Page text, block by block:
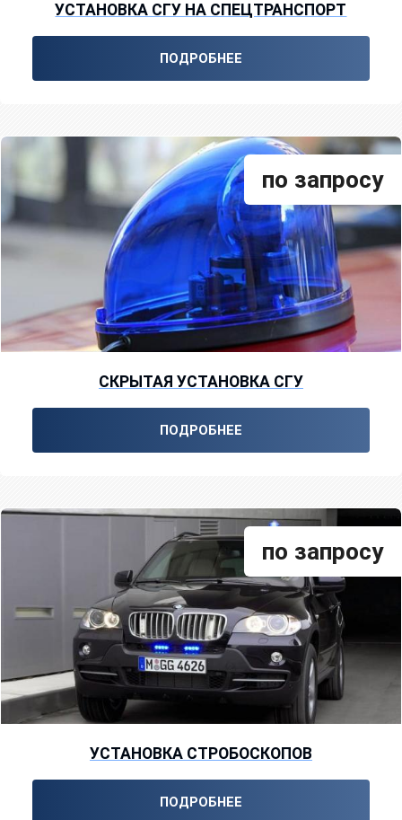
УСТАНОВКА СГУ НА СПЕЦТРАНСПОРТ
ПОДРОБНЕЕ
СКРЫТАЯ УСТАНОВКА СГУ
по запросу
ПОДРОБНЕЕ
УСТАНОВКА СТРОБОСКОПОВ
по запросу
ПОДРОБНЕЕ